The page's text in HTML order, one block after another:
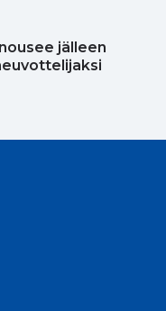
jälleen